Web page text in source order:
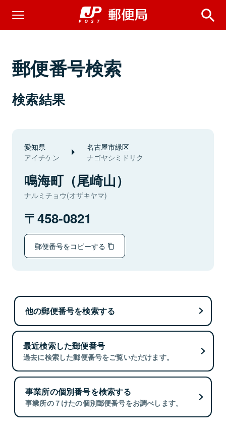
郵便番号検索
検索結果
愛知県
アイチケン
名古屋市緑区
ナゴヤシミドリク
鳴海町（尾崎山）
ナルミチョウ(オザキヤマ)
458-0821
郵便番号をコピーする
他の郵便番号を検索する
最近検索した郵便番号
過去に検索した郵便番号をご覧いただけます。
事業所の個別番号を検索する
事業所の７けたの個別郵便番号をお調べします。